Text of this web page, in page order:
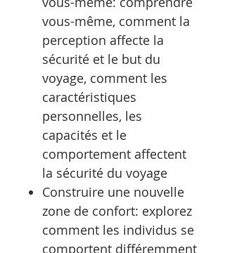
vous-même, comment la
perception affecte la
sécurité et le but du
voyage, comment les
caractéristiques
personnelles, les
capacités et le
comportement affectent
la sécurité du voyage
Construire une nouvelle
zone de confort: explorez
comment les individus se
comportent différemment